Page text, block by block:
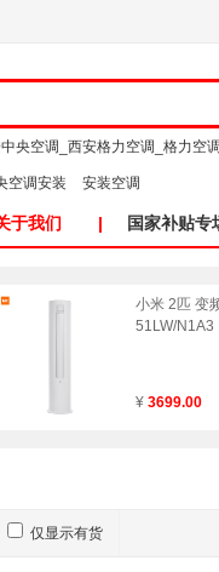
央空调_西安格力空调_格力空
空调安装 安装空调
于我们 | 国家补贴专
小米 2匹 变
51LW/N1A3
¥ 3699.00
仅显示有货